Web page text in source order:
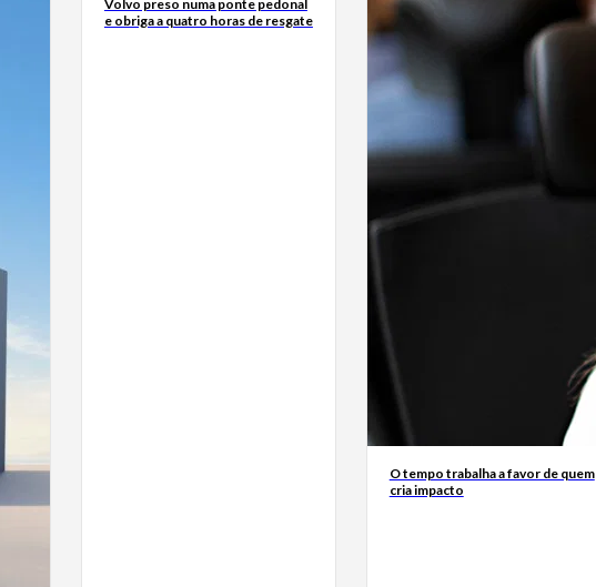
Volvo preso numa ponte pedonal
e obriga a quatro horas de resgate
O tempo trabalha a favor de quem
cria impacto